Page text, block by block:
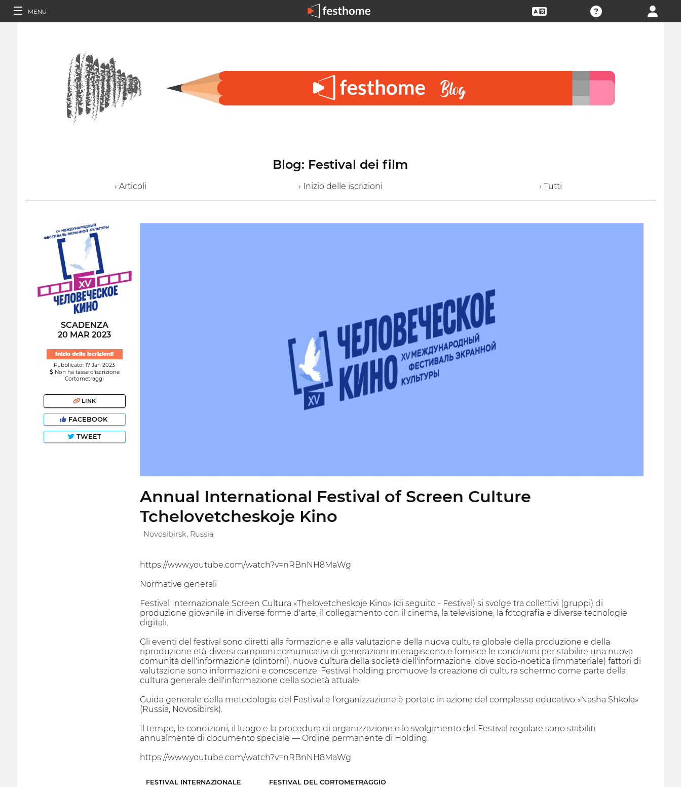
MENU
Blog: Festival dei film
› Articoli › Inizio delle iscrizioni › Tutti
SCADENZA
20 MAR 2023
Inizio delle iscrizioni!
Pubblicato: 17 Jan 2023
Non ha tasse d'iscrizione
Cortometraggi
LINK
FACEBOOK
TWEET
Annual International Festival of Screen Culture
Tchelovetcheskoje Kino
Novosibirsk, Russia
https://www.youtube.com/watch?v=nRBnNH8MaWg
Normative generali
Festival Internazionale Screen Cultura «Thelovetcheskoje Kino» (di seguito - Festival) si svolge tra collettivi (gruppi) di
produzione giovanile in diverse forme d'arte, il collegamento con il cinema, la televisione, la fotografia e diverse tecnologie
digitali.
Gli eventi del festival sono diretti alla formazione e alla valutazione della nuova cultura globale della produzione e della
riproduzione età-diversi campioni comunicativi di generazioni interagiscono e fornisce le condizioni per stabilire una nuova
comunità dell'informazione (dintorni), nuova cultura della società dell'informazione, dove socio-noetica (immateriale) fattori di
valutazione sono informazioni e conoscenze. Festival holding promuove la creazione di cultura schermo come parte della
cultura generale dell'informazione della società attuale.
Guida generale della metodologia del Festival e l'organizzazione è portato in azione del complesso educativo «Nasha Shkola»
(Russia, Novosibirsk).
Il tempo, le condizioni, il luogo e la procedura di organizzazione e lo svolgimento del Festival regolare sono stabiliti
annualmente di documento speciale — Ordine permanente di Holding.
https://www.youtube.com/watch?v=nRBnNH8MaWg
FESTIVAL INTERNAZIONALE FESTIVAL DEL CORTOMETRAGGIO